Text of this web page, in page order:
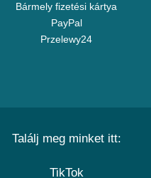
Bármely fizetési kártya
PayPal
Przelewy24
Találj meg minket itt:
TikTok